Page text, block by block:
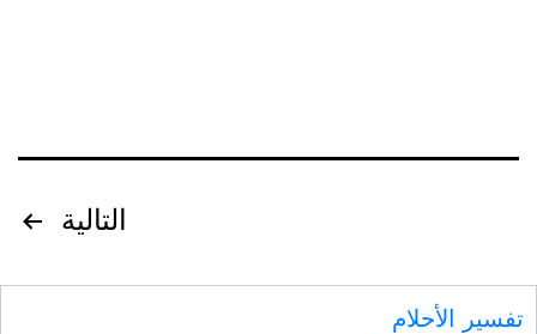
المقالات
التالية
تفسير الأحلام